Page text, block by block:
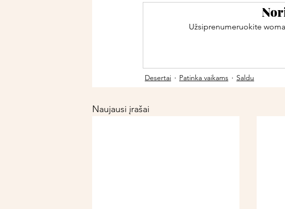
Užsiprenumeruokite
Desertai Patinka vaikams Saldu
Naujausi įrašai